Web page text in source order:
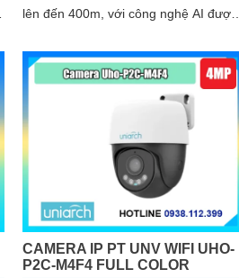
lên đến 400m, với công nghệ AI được
điện áp, đếm người và ngăn chặn xâm
nhập thông minh, chống bụi IP 66
CAMERA IP PT UNV WIFI UHO-
P2C-M4F4 FULL COLOR